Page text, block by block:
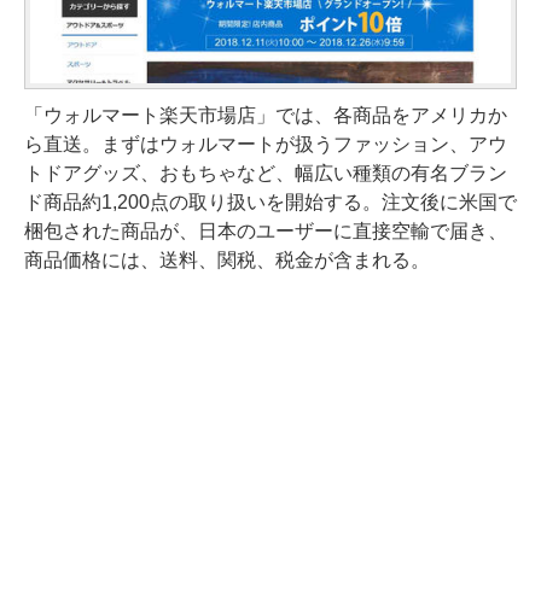
「ウォルマート楽天市場店」では、各商品をアメリカか
ら直送。まずはウォルマートが扱うファッション、アウ
トドアグッズ、おもちゃなど、幅広い種類の有名ブラン
ド商品約1,200点の取り扱いを開始する。注文後に米国で
梱包された商品が、日本のユーザーに直接空輸で届き、
商品価格には、送料、関税、税金が含まれる。